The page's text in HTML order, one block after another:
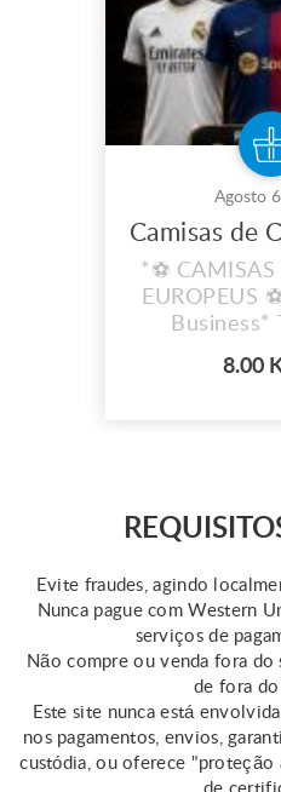
Agosto
*⚽ CAMISAS
EUROPEUS
Business*
8.00
Evite fraudes, agindo
Nunca pague com Western
serviços de
Não compre ou venda fora do
de fora do
Este site nunca está
nos pagamentos, envios,
custódia, ou oferece